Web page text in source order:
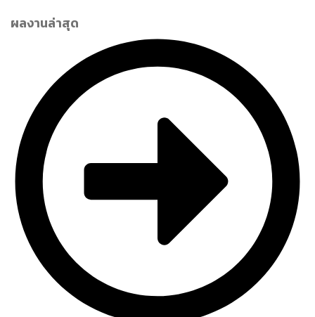
ผลงานล่าสุด